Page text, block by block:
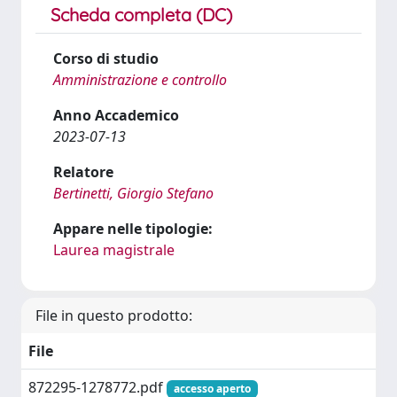
Scheda completa (DC)
Corso di studio
Amministrazione e controllo
Anno Accademico
2023-07-13
Relatore
Bertinetti, Giorgio Stefano
Appare nelle tipologie:
Laurea magistrale
File in questo prodotto:
File
872295-1278772.pdf
accesso aperto